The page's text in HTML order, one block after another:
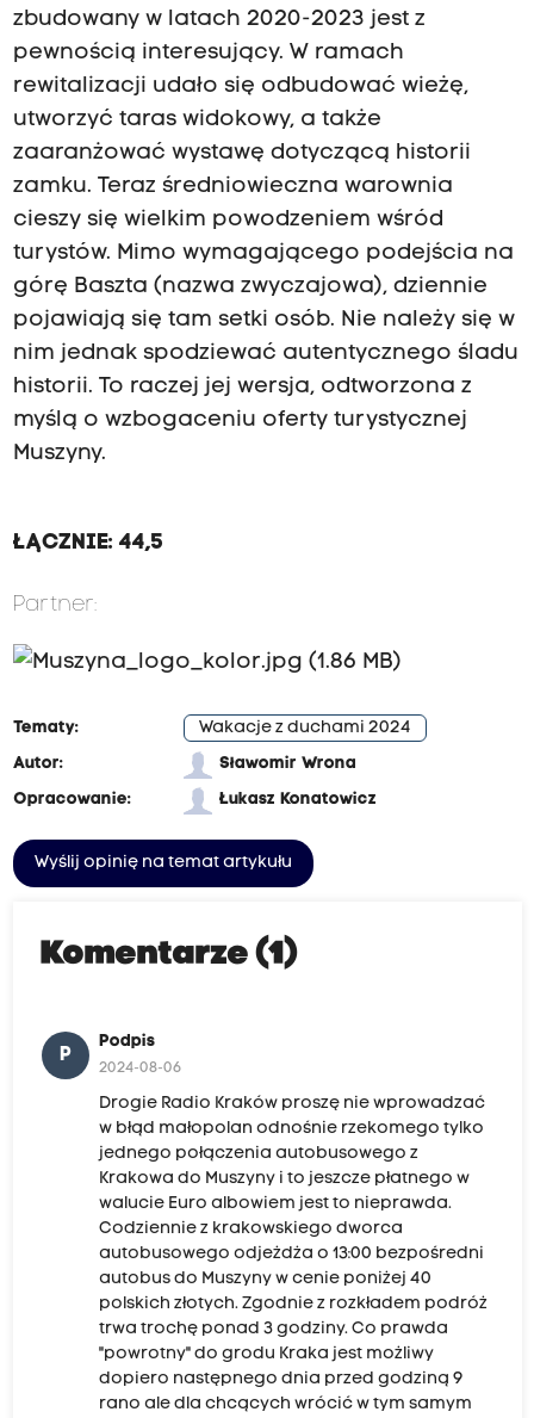
zbudowany w latach 2020-2023 jest z
pewnością interesujący. W ramach
rewitalizacji udało się odbudować wieżę,
utworzyć taras widokowy, a także
zaaranżować wystawę dotyczącą historii
zamku. Teraz średniowieczna warownia
cieszy się wielkim powodzeniem wśród
turystów. Mimo wymagającego podejścia na
górę Baszta (nazwa zwyczajowa), dziennie
pojawiają się tam setki osób. Nie należy się w
nim jednak spodziewać autentycznego śladu
historii. To raczej jej wersja, odtworzona z
myślą o wzbogaceniu oferty turystycznej
Muszyny.
ŁĄCZNIE: 44,5
Partner:
Tematy:
Wakacje z duchami 2024
Autor:
Sławomir Wrona
Opracowanie:
Łukasz Konatowicz
Wyślij opinię na temat artykułu
Komentarze (1)
P
Podpis
2024-08-06
Drogie Radio Kraków proszę nie wprowadzać
w błąd małopolan odnośnie rzekomego tylko
jednego połączenia autobusowego z
Krakowa do Muszyny i to jeszcze płatnego w
walucie Euro albowiem jest to nieprawda.
Codziennie z krakowskiego dworca
autobusowego odjeżdża o 13:00 bezpośredni
autobus do Muszyny w cenie poniżej 40
polskich złotych. Zgodnie z rozkładem podróż
trwa trochę ponad 3 godziny. Co prawda
"powrotny" do grodu Kraka jest możliwy
dopiero następnego dnia przed godziną 9
rano ale dla chcących wrócić w tym samym